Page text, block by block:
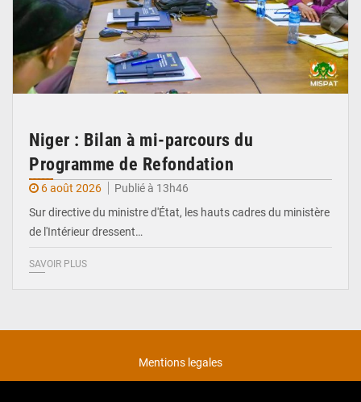
Niger : Bilan à mi-parcours du
Programme de Refondation
6 août 2026
Publié à 13h46
Sur directive du ministre d'État, les hauts cadres du ministère
de l'Intérieur dressent…
SAVOIR PLUS
Mentions legales